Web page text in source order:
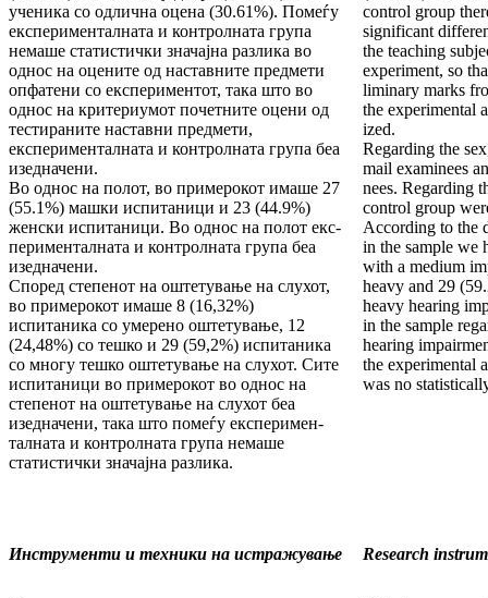
ученика со одлична оцена (30.61%). Помеѓу
експерименталната и кон­тролната група
немаше статистички значај­на разлика во
однос на оцените од наставните предмети
опфатени со експериментот, така што во
однос на критериумот почетните оцени од
тестираните наставни предмети,
експеримен­тал­ната и контролната група беа
изедначени.
Во однос на полот, во примерокот имаше 27
(55.1%) машки испитаници и 23 (44.9%)
женски испитаници. Во однос на полот екс­
пе­ри­менталната и контролната група беа
изед­на­чени.
Според степенот на оштетување на слухот,
во примерокот имаше 8 (16,32%)
испитаника со умерено оштетување, 12
(24,48%) со тешко и 29 (59,2%) испитаника
со многу тешко оштету­ва­ње на слухот. Сите
испитаници во примерокот во однос на
степенот на оштетување на слухот беа
изедначени, така што помеѓу експеримен­
талната и контролната група немаше
статистич­ки значајна разлика.
control group
significant
the teaching
experiment, so
liminary marks
the experimental
ized.
Regarding the
mail examinees
nees. Regarding
con­trol group
According to the
in the sample we
with a medium
heavy and 29
heavy hearing
in the sample
hearing
the experi­mental
was no
Инструменти и техники на истражување Research